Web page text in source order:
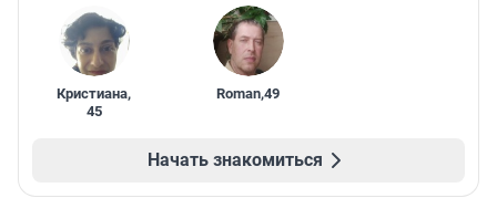
Кристиана,
45
Roman,49
Начать знакомиться